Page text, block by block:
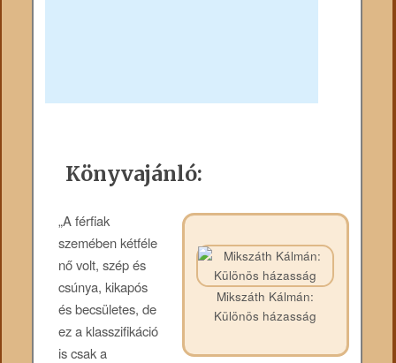
Könyvajánló:
Mikszáth Kálmán:
Különös házasság
„A férfiak
szemében kétféle
nő volt, szép és
csúnya, kikapós
és becsületes, de
ez a klasszifikáció
is csak a